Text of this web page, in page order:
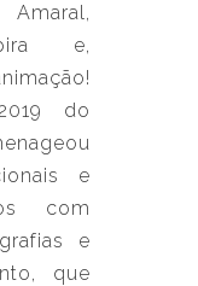
e,
do
e
com
e
que